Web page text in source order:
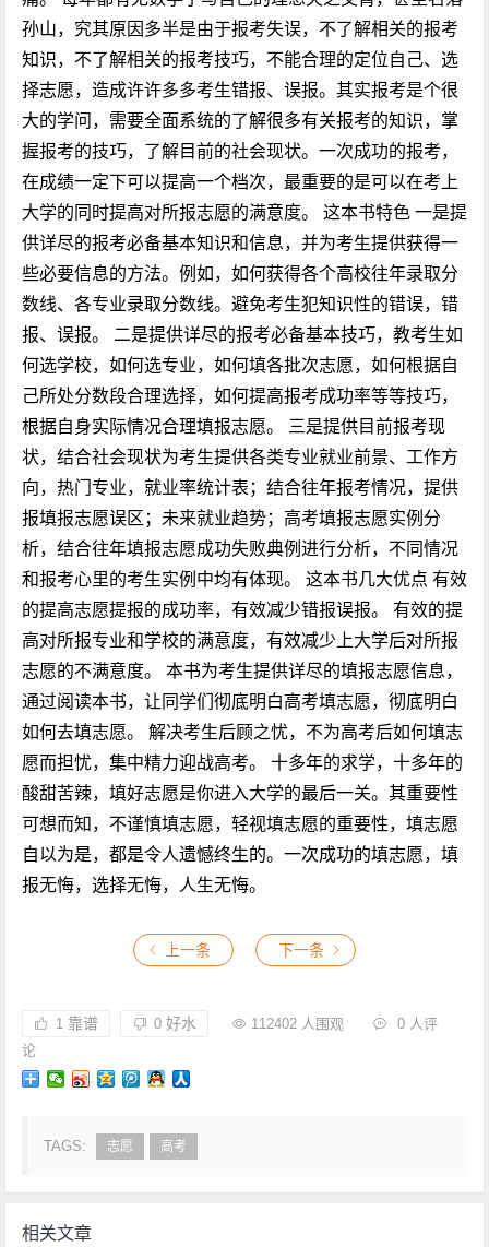
孙山，究其原因多半是由于报考失误，不了解相关的报考
知识，不了解相关的报考技巧，不能合理的定位自己、选
择志愿，造成许许多多考生错报、误报。其实报考是个很
大的学问，需要全面系统的了解很多有关报考的知识，掌
握报考的技巧，了解目前的社会现状。一次成功的报考，
在成绩一定下可以提高一个档次，最重要的是可以在考上
大学的同时提高对所报志愿的满意度。 这本书特色 一是提
供详尽的报考必备基本知识和信息，并为考生提供获得一
些必要信息的方法。例如，如何获得各个高校往年录取分
数线、各专业录取分数线。避免考生犯知识性的错误，错
报、误报。 二是提供详尽的报考必备基本技巧，教考生如
何选学校，如何选专业，如何填各批次志愿，如何根据自
己所处分数段合理选择，如何提高报考成功率等等技巧，
根据自身实际情况合理填报志愿。 三是提供目前报考现
状，结合社会现状为考生提供各类专业就业前景、工作方
向，热门专业，就业率统计表；结合往年报考情况，提供
报填报志愿误区；未来就业趋势；高考填报志愿实例分
析，结合往年填报志愿成功失败典例进行分析，不同情况
和报考心里的考生实例中均有体现。 这本书几大优点 有效
的提高志愿提报的成功率，有效减少错报误报。 有效的提
高对所报专业和学校的满意度，有效减少上大学后对所报
志愿的不满意度。 本书为考生提供详尽的填报志愿信息，
通过阅读本书，让同学们彻底明白高考填志愿，彻底明白
如何去填志愿。 解决考生后顾之忧，不为高考后如何填志
愿而担忧，集中精力迎战高考。 十多年的求学，十多年的
酸甜苦辣，填好志愿是你进入大学的最后一关。其重要性
可想而知，不谨慎填志愿，轻视填志愿的重要性，填志愿
自以为是，都是令人遗憾终生的。一次成功的填志愿，填
报无悔，选择无悔，人生无悔。
上一条 下一条
1 靠谱 0 好水 112402 人围观
0 人评
论
TAGS: 志愿 高考
相关文章